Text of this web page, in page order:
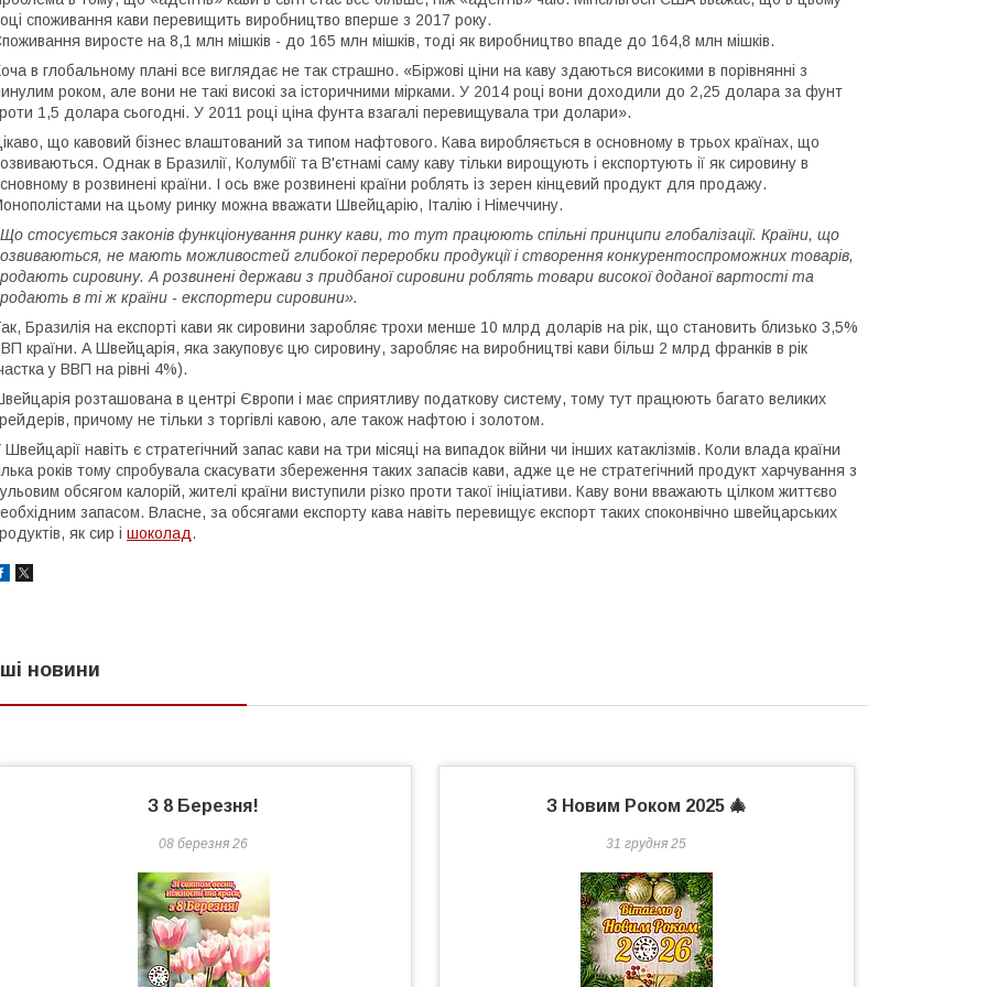
споживання кави перевищить виробництво вперше з 2017 року.
виросте на 8,1 млн мішків - до 165 млн мішків, тоді як виробництво впаде до 164,8 млн мішків.
в глобальному плані все виглядає не так страшно. «Біржові ціни на каву здаються високими в порівнянні з
роком, але вони не такі високі за історичними мірками. У 2014 році вони доходили до 2,25 долара за фунт
1,5 долара сьогодні. У 2011 році ціна фунта взагалі перевищувала три долари».
що кавовий бізнес влаштований за типом нафтового. Кава виробляється в основному в трьох країнах, що
Однак в Бразилії, Колумбії та В'єтнамі саму каву тільки вирощують і експортують ії як сировину в
в розвинені країни. І ось вже розвинені країни роблять із зерен кінцевий продукт для продажу.
на цьому ринку можна вважати Швейцарію, Італію і Німеччину.
стосується законів функціонування ринку кави, то тут працюють спільні принципи глобалізації. Країни, що
не мають можливостей глибокої переробки продукції і створення конкурентоспроможних товарів,
сировину. А розвинені держави з придбаної сировини роблять товари високої доданої вартості та
в ті ж країни - експортери сировини».
Бразилія на експорті кави як сировини заробляє трохи менше 10 млрд доларів на рік, що становить близько 3,5%
країни. А Швейцарія, яка закуповує цю сировину, заробляє на виробництві кави більш 2 млрд франків в рік
у ВВП на рівні 4%).
розташована в центрі Європи і має сприятливу податкову систему, тому тут працюють багато великих
причому не тільки з торгівлі кавою, але також нафтою і золотом.
Швейцарії навіть є стратегічний запас кави на три місяці на випадок війни чи інших катаклізмів. Коли влада країни
років тому спробувала скасувати збереження таких запасів кави, адже це не стратегічний продукт харчування з
обсягом калорій, жителі країни виступили різко проти такої ініціативи. Каву вони вважають цілком життєво
запасом. Власне, за обсягами експорту кава навіть перевищує експорт таких споконвічно швейцарських
як сир і шоколад.
новини
З 8 Березня!
08 березня 26
З Новим Роком 2025 🎄
31 грудня 25